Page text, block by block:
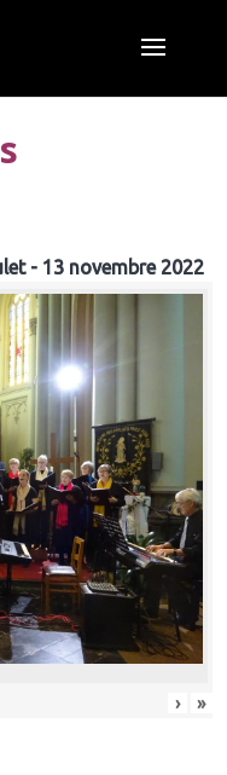
- 13 novembre 2022
› »